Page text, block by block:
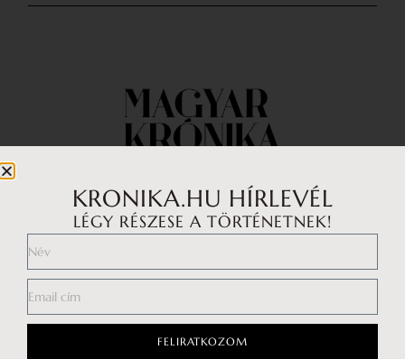
Impresszum
Általános Szerződési Feltételek
Adatkezelési tájékoztató
KRONIKA.HU HÍRLEVÉL
LÉGY RÉSZESE A TÖRTÉNETNEK!
FELIRATKOZOM